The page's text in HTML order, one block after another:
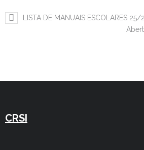
LISTA DE MANUAIS ESCOLARES 25/
CRSI